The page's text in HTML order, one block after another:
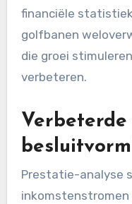
financiële
golfbanen
die groei
verbeteren.
Prestatie-analyse
inkomstenstromen